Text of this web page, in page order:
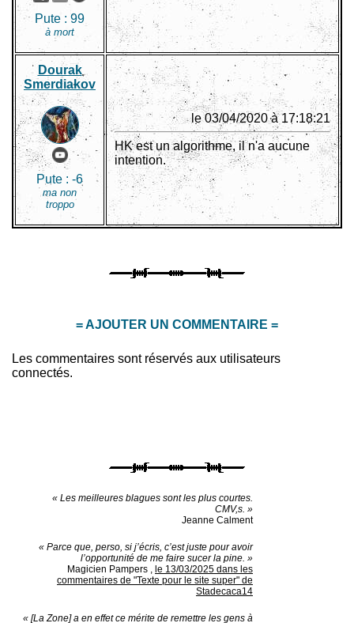
Pute : 99
à mort
Dourak
Smerdiakov
Pute : -6
ma non
troppo
le 03/04/2020 à 17:18:21
HK est un algorithme, il n'a aucune
intention.
= AJOUTER UN COMMENTAIRE =
Les commentaires sont réservés aux utilisateurs
connectés.
« Les meilleures blagues sont les plus courtes.
CMV,s. »
Jeanne Calment
« Parce que, perso, si j’écris, c’est juste pour avoir
l’opportunité de me faire sucer la pine. »
Magicien Pampers , le 13/03/2025 dans les
commentaires de "Texte pour le site super" de
Stadecaca14
« [La Zone] a en effet ce mérite de remettre les gens à